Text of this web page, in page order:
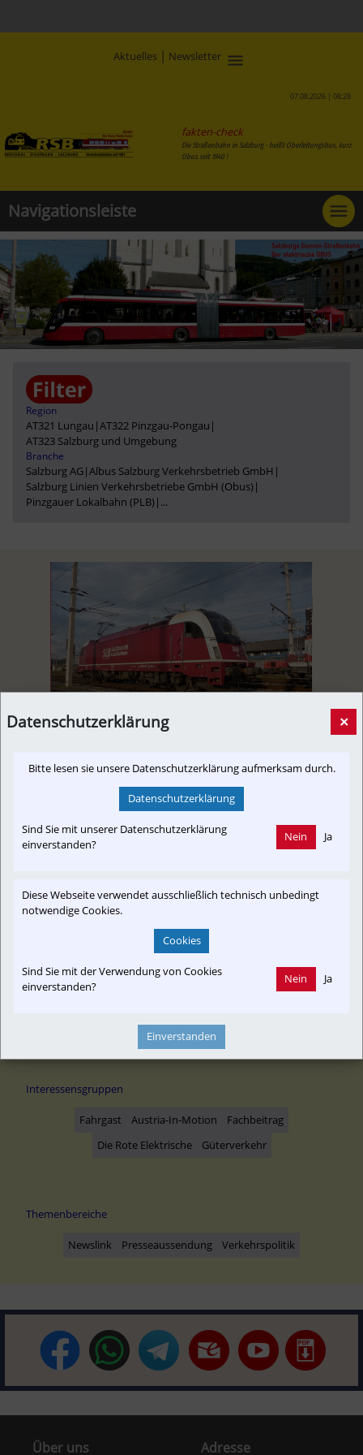
Aktuelles | Newsletter
07.08.2026 | 08:28
fakten-check
Die Straßenbahn in Salzburg - heißt Oberleitungsbus, kurz
Obus seit 1940 !
Navigationsleiste
Region
AT321 Lungau |AT322 Pinzgau-Pongau |
AT323 Salzburg und Umgebung
Branche
Salzburg AG|Albus Salzburg Verkehrsbetrieb GmbH |
Salzburg Linien Verkehrsbetriebe GmbH (Obus) |
Pinzgauer Lokalbahn (PLB) | ...
Gütertransport ist unverständlich!
[Newslink, Presseaussendung] 28. Januar 2020, 12:00 Uhr
der Hintergründe. Für die Salzburg AG war die Sparte
Gütertransport mit der Lokalbahn lange Zeit ein
fpoe-salzburg.at
Newslink: Klicken Sie hier um auf den externen Artikel von
(Neuer Tab wird geöffnet)
Interessensgruppen
Fahrgast Austria-In-Motion
Fachbeitrag
Die Rote Elektrische
Güterverkehr
Themenbereiche
Newslink Presseaussendung Verkehrspolitik
Über uns Adresse
Datenschutzerklärung ×
Bitte lesen sie unsere Datenschutzerklärung aufmerksam durch.
Datenschutzerklärung
Sind Sie mit unserer Datenschutzerklärung
einverstanden?
Nein Ja
Diese Webseite verwendet ausschließlich technisch unbedingt
notwendige Cookies.
Cookies
Sind Sie mit der Verwendung von Cookies
einverstanden?
Nein Ja
Einverstanden